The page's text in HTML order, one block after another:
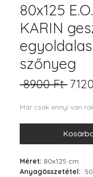
80x125 E.O.
KARIN
egyoldalas
szőnyeg
8900 Ft
Már csak ennyi van
Méret: 80x125 cm
Anyagösszetétel: